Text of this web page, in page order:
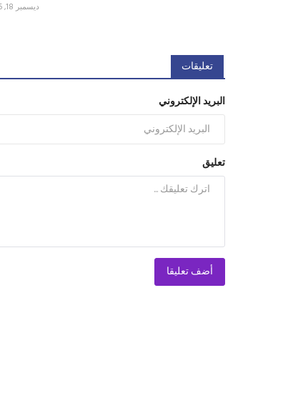
ديسمبر 18, 2025
تعليقات
البريد الإلكتروني
تعليق
أضف تعليقا